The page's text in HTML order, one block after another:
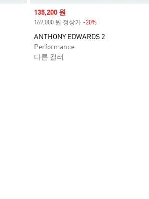
Sale price
135,200 원
169,000 원 정상가 -20%Discount
ANTHONY EDWARDS 2
Performance
다른 컬러